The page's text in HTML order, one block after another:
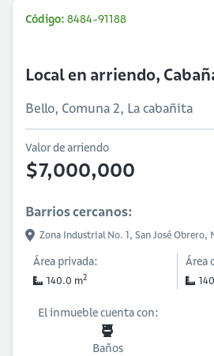
Código: 8484-91188
Local en arriendo,
Bello, Comuna 2, La cabañita
Valor de arriendo
$7,000,000
Barrios cercanos:
Zona Industrial No. 1, San José Obrero,
Área privada:
140.0 m2
Área
El inmueble cuenta con:
Baños